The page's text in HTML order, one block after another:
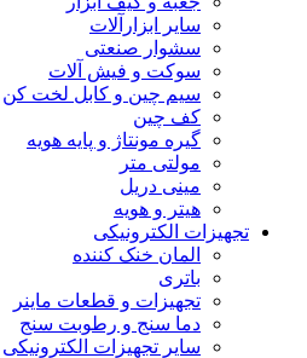
سایر ابزارآلات
سشوار صنعتی
سوکت و فیش آلات
سیم چین و کابل لخت کن
کف چین
گیره مونتاژ و پایه هویه
مولتی متر
مینی دریل
هیتر و هویه
تجهیزات الکترونیکی
المان خنک کننده
باتری
تجهیزات و قطعات ماینر
دما سنج و رطوبت سنج
سایر تجهیزات الکترونیکی